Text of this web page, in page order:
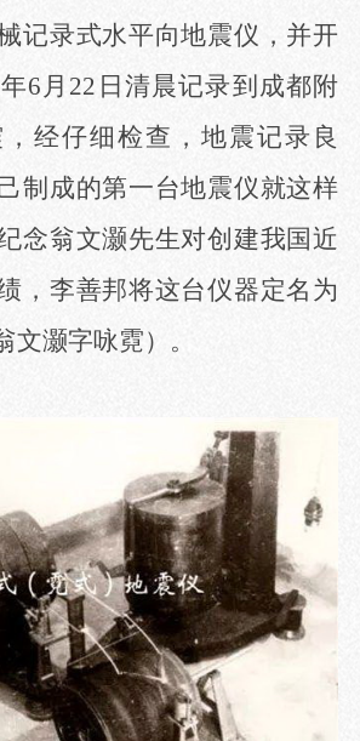
记录式水平向地震仪，并开
6月22日清晨记录到成都附
经仔细检查，地震记录良
制成的第一台地震仪就这样
念翁文灏先生对创建我国近
，李善邦将这台仪器定名为
文灏字咏霓）。